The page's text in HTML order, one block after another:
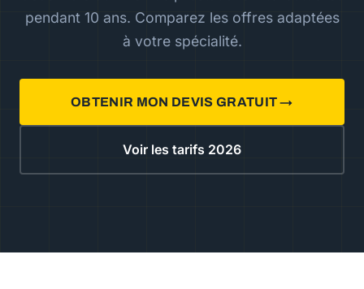
pendant 10 ans. Comparez les offres adaptées
à votre spécialité.
OBTENIR MON DEVIS GRATUIT →
Voir les tarifs 2026